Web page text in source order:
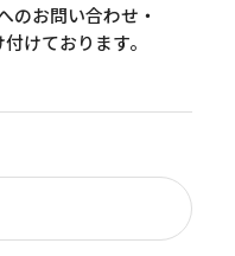
のお問い合わせ・
けております。